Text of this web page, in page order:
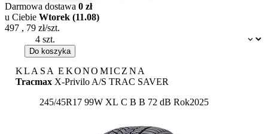
Dostępność:
Darmowa dostawa 0 zł
u Ciebie Wtorek (11.08)
497 , 79 zł/szt.
Do koszyka
KLASA EKONOMICZNA
Tracmax X-Privilo A/S TRAC SAVER
245/45R17 99W XL Etykieta:
C B B 72 dB Rok2025